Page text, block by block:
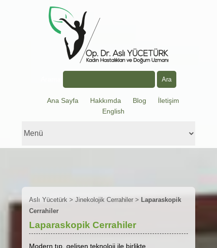
Ana Sayfa Hakkımda Blog
İletişim
English
Aslı Yücetürk> Jinekolojik Cerrahiler> Laparaskopik
Cerrahiler
Laparaskopik Cerrahiler
Modern tıp, gelişen teknoloji ile birlikte